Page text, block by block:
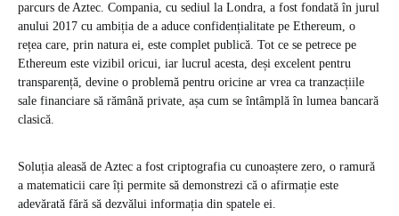
parcurs de Aztec. Compania, cu sediul la Londra, a fost fondată în jurul
anului 2017 cu ambiția de a aduce confidențialitate pe Ethereum, o
rețea care, prin natura ei, este complet publică. Tot ce se petrece pe
Ethereum este vizibil oricui, iar lucrul acesta, deși excelent pentru
transparență, devine o problemă pentru oricine ar vrea ca tranzacțiile
sale financiare să rămână private, așa cum se întâmplă în lumea bancară
clasică.
Soluția aleasă de Aztec a fost criptografia cu cunoaștere zero, o ramură
a matematicii care îți permite să demonstrezi că o afirmație este
adevărată fără să dezvălui informația din spatele ei.